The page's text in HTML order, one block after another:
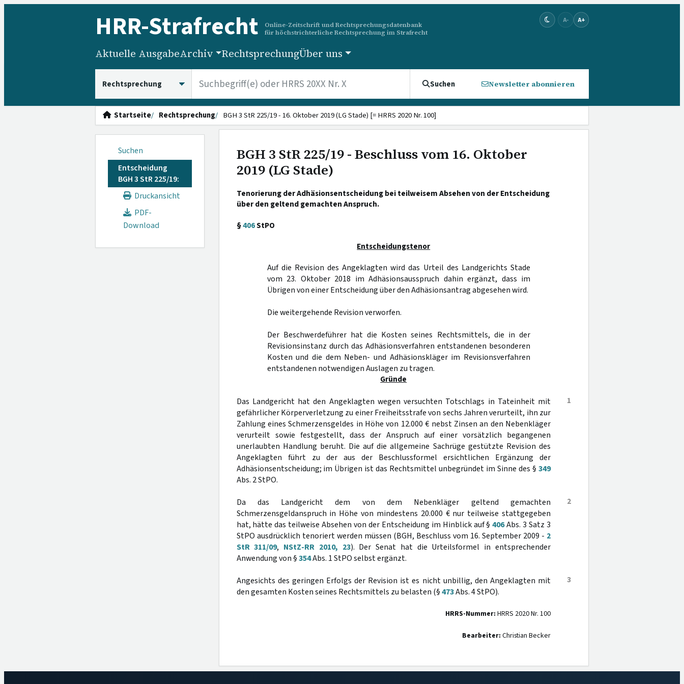
HRR-Strafrecht
Online-Zeitschrift und Rechtsprechungsdatenbank
für höchstrichterliche Rechtsprechung im Strafrecht
A- A+
Aktuelle AusgabeArchiv RechtsprechungÜber uns
Suchen Newsletter abonnieren
Startseite Rechtsprechung BGH 3 StR 225/19 - 16. Oktober 2019 (LG Stade) [= HRRS 2020 Nr. 100]
Suchen
Entscheidung
BGH 3 StR 225/19:
Druckansicht
PDF-
Download
BGH 3 StR 225/19 - Beschluss vom 16. Oktober
2019 (LG Stade)
Tenorierung der Adhäsionsentscheidung bei teilweisem Absehen von der Entscheidung
über den geltend gemachten Anspruch.
§406StPO
Entscheidungstenor
Auf die Revision des Angeklagten wird das Urteil des Landgerichts Stade
vom 23. Oktober 2018 im Adhäsionsausspruch dahin ergänzt, dass im
Übrigen von einer Entscheidung über den Adhäsionsantrag abgesehen wird.
Die weitergehende Revision verworfen.
Der Beschwerdeführer hat die Kosten seines Rechtsmittels, die in der
Revisionsinstanz durch das Adhäsionsverfahren entstandenen besonderen
Kosten und die dem Neben- und Adhäsionskläger im Revisionsverfahren
entstandenen notwendigen Auslagen zu tragen.
Gründe
1
Das Landgericht hat den Angeklagten wegen versuchten Totschlags in Tateinheit mit
gefährlicher Körperverletzung zu einer Freiheitsstrafe von sechs Jahren verurteilt, ihn zur
Zahlung eines Schmerzensgeldes in Höhe von 12.000 € nebst Zinsen an den Nebenkläger
verurteilt sowie festgestellt, dass der Anspruch auf einer vorsätzlich begangenen
unerlaubten Handlung beruht. Die auf die allgemeine Sachrüge gestützte Revision des
Angeklagten führt zu der aus der Beschlussformel ersichtlichen Ergänzung der
Adhäsionsentscheidung; im Übrigen ist das Rechtsmittel unbegründet im Sinne des § 349
Abs. 2 StPO.
2
Da das Landgericht dem von dem Nebenkläger geltend gemachten
Schmerzensgeldanspruch in Höhe von mindestens 20.000 € nur teilweise stattgegeben
hat, hätte das teilweise Absehen von der Entscheidung im Hinblick auf §406Abs. 3 Satz 3
StPO ausdrücklich tenoriert werden müssen (BGH, Beschluss vom 16. September 2009 - 2
StR 311/09, NStZ-RR 2010, 23). Der Senat hat die Urteilsformel in entsprechender
Anwendung von §354Abs. 1 StPO selbst ergänzt.
3
Angesichts des geringen Erfolgs der Revision ist es nicht unbillig, den Angeklagten mit
den gesamten Kosten seines Rechtsmittels zu belasten (§473Abs. 4 StPO).
HRRS-Nummer: HRRS 2020 Nr. 100
Bearbeiter: Christian Becker